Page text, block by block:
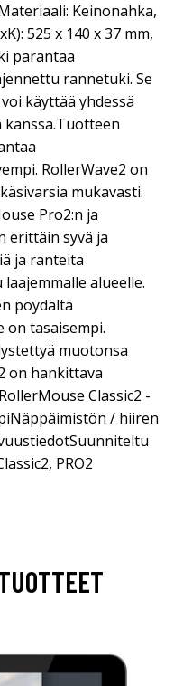
Keinonahka,
525 x 140 x 37 mm,
parantaa
rannetuki. Se
käyttää yhdessä
kanssa.Tuotteen
RollerWave2 on
mukavasti.
Pro2:n ja
erittäin syvä ja
ja ranteita
alueelle.
pöydältä
on tasaisempi.
muotonsa
on hankittava
Classic2 -
/ hiiren
PRO2